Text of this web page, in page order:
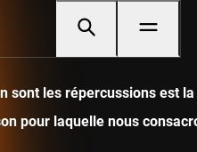
les répercussions est
pour laquelle nous